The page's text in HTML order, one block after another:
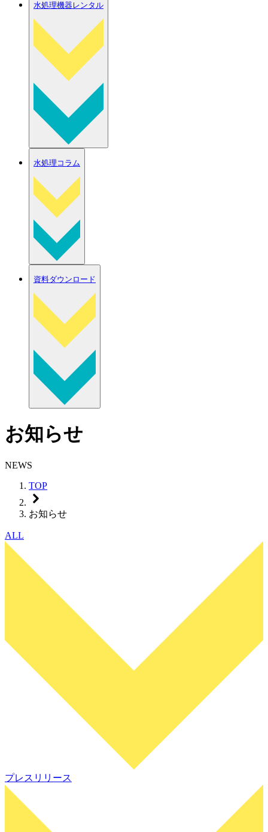
水処理機器レンタル
水処理コラム
資料ダウンロード
お知らせ
NEWS
TOP
お知らせ
ALL
プレスリリース